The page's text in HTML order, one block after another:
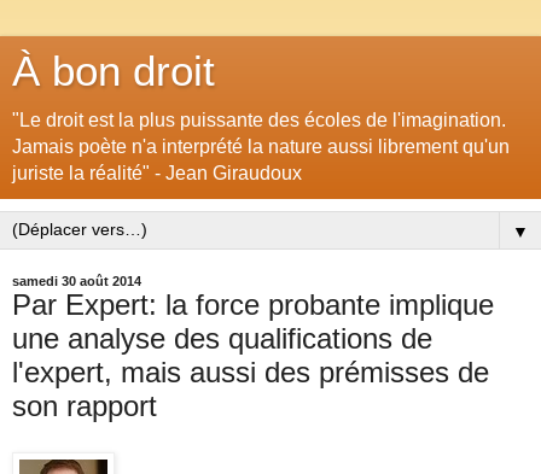
À bon droit
"Le droit est la plus puissante des écoles de l'imagination.
Jamais poète n'a interprété la nature aussi librement qu'un
juriste la réalité" - Jean Giraudoux
▼
samedi 30 août 2014
Par Expert: la force probante implique
une analyse des qualifications de
l'expert, mais aussi des prémisses de
son rapport